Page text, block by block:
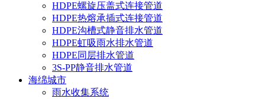
HDPE螺旋压盖式连接管道
HDPE热熔承插式连接管道
HDPE沟槽式静音排水管道
HDPE虹吸雨水排水管道
HDPE同层排水管道
3S-PP静音排水管道
海绵城市
雨水收集系统